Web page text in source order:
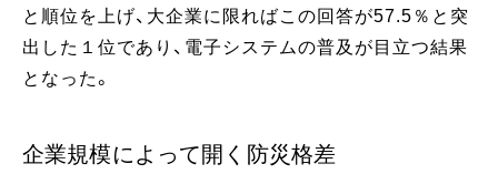
と順位を上げ、大企業に限ればこの回答が57.5％と突
出した１位であり、電子システムの普及が目立つ結果
となった。
企業規模によって開く防災格差